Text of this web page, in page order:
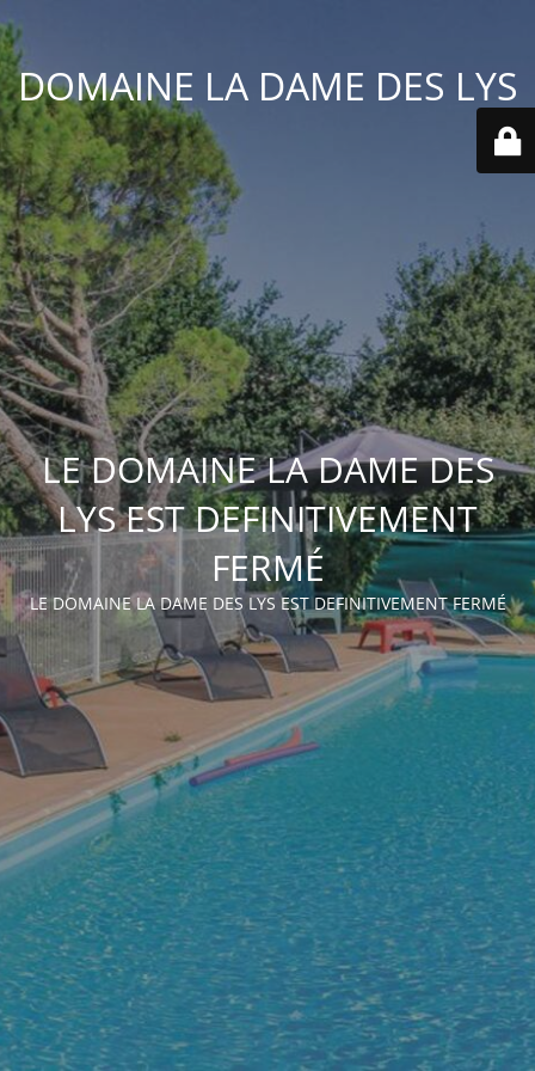
DOMAINE LA DAME DES LYS
LE DOMAINE LA DAME DES
LYS EST DEFINITIVEMENT
FERMÉ
LE DOMAINE LA DAME DES LYS EST DEFINITIVEMENT FERMÉ